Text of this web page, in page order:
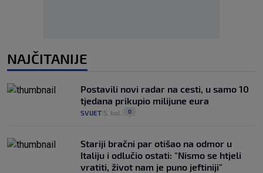
NAJČITANIJE
Postavili novi radar na cesti, u samo 10
tjedana prikupio milijune eura
SVIJET 5. kol. 0
Stariji bračni par otišao na odmor u
Italiju i odlučio ostati: "Nismo se htjeli
vratiti, život nam je puno jeftiniji"